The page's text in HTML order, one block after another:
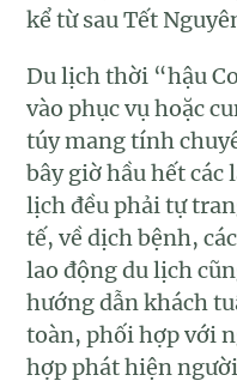
kể từ sau Tết
Du lịch thời “hậu
vào phục vụ hoặc
túy mang tính
bây giờ hầu hết
lịch đều phải tự
tế, về dịch bệnh,
lao động du lịch
hướng dẫn khách
toàn, phối hợp với
hợp phát hiện